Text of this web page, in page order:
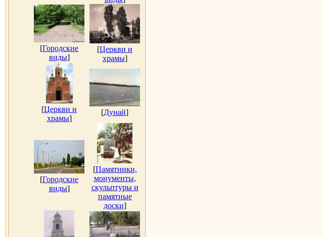
[Городские
виды]
[Церкви и
храмы]
[Церкви и
храмы]
[Дунай]
[Городские
виды]
[Памятники,
монументы,
скульптуры и
памятные
доски]